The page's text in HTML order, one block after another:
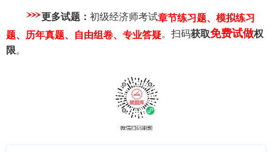
更多试题： 初级经济师考试章节练习题、模拟练习
题、历年真题、自由组卷、专业答疑。扫码获取免费试做权
限。